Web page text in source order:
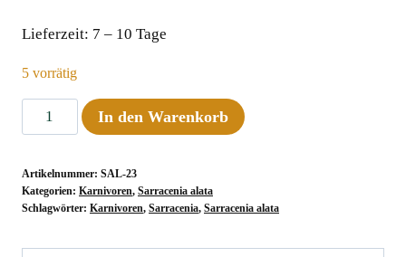
Lieferzeit: 7 – 10 Tage
5 vorrätig
Sarracenia
alata
Black",
DeSoto,
In den Warenkorb
Artikelnummer: SAL-23
Kategorien: Karnivoren, Sarracenia alata
Schlagwörter: Karnivoren, Sarracenia, Sarracenia alata